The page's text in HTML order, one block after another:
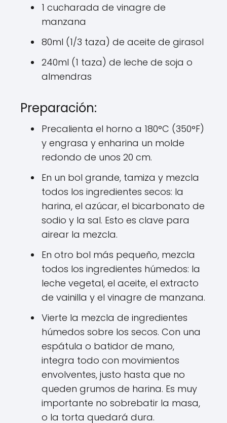
1 cucharada de vinagre de
manzana
80ml (1/3 taza) de aceite de girasol
240ml (1 taza) de leche de soja o
almendras
Preparación:
Precalienta el horno a 180°C (350°F)
y engrasa y enharina un molde
redondo de unos 20 cm.
En un bol grande, tamiza y mezcla
todos los ingredientes secos: la
harina, el azúcar, el bicarbonato de
sodio y la sal. Esto es clave para
airear la mezcla.
En otro bol más pequeño, mezcla
todos los ingredientes húmedos: la
leche vegetal, el aceite, el extracto
de vainilla y el vinagre de manzana.
Vierte la mezcla de ingredientes
húmedos sobre los secos. Con una
espátula o batidor de mano,
integra todo con movimientos
envolventes, justo hasta que no
queden grumos de harina. Es muy
importante no sobrebatir la masa,
o la torta quedará dura.